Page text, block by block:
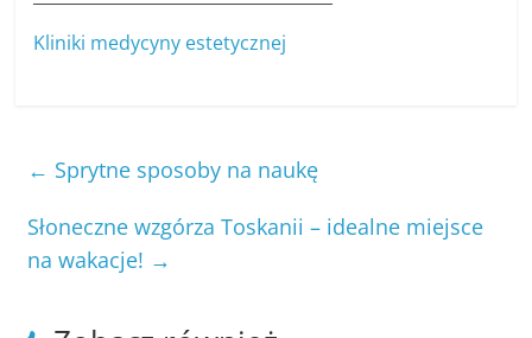
Kliniki medycyny estetycznej
← Sprytne sposoby na naukę
Słoneczne wzgórza Toskanii – idealne miejsce
na wakacje! →